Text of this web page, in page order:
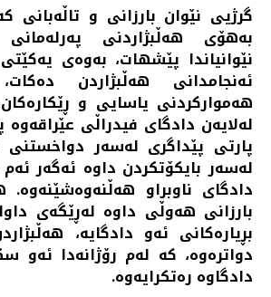
گرژیی نێوان بارزانی و تاڵەبانی
بەهۆی هەڵبژاردنی
نێوانیاندا پێشهات، بەوەی
ئەنجامدانی هەڵبژاردن
هەموارکردنی یاسایی و
لەلایەن دادگای فیدراڵی عێراقەوە
پارتی پێداگری لەسەر دواخستنی
لەسەر بایکۆتکردن داوە ئەگەر
دادگای ناوبراو
بارزانی هەوڵی داوە لەڕێگەی
بڕیارەکانی ئەو دادگایە،
دواترەوە، کە لەم رۆژانەدا ئەو
دادگاوە رەتکرایەوە.